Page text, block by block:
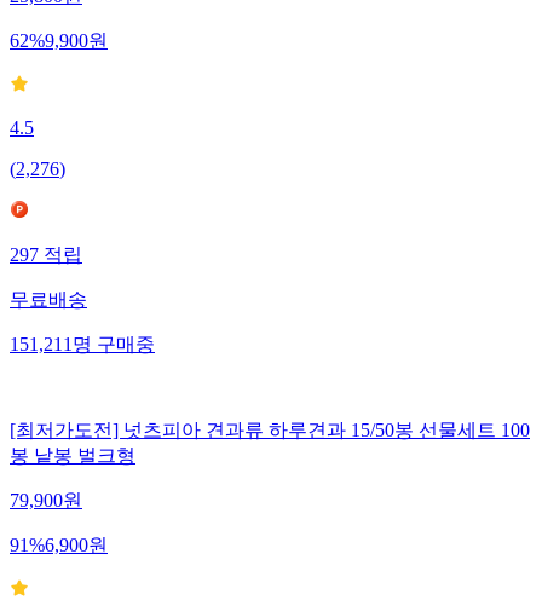
62%9,900원
4.5
(2,276)
297적립
무료배송
151,211명구매중
[최저가도전] 넛츠피아 견과류 하루견과 15/50봉 선물세트 100
봉 낱봉 벌크형
79,900원
91%6,900원